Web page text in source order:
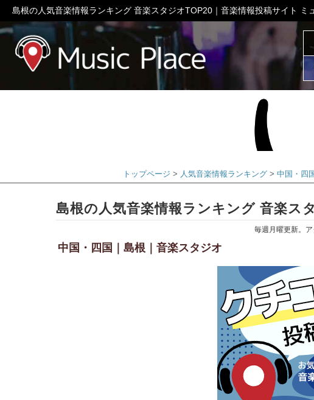
島根の人気音楽情報ランキング 音楽スタジオTOP20｜音楽情報投稿サイト ミ
ミュージックプレイス
トップページ 人気音楽情報ランキング 中国・四
島根の人気音楽情報ランキング 音楽ス
毎週月曜更新。
中国・四国｜島根｜音楽スタジオ